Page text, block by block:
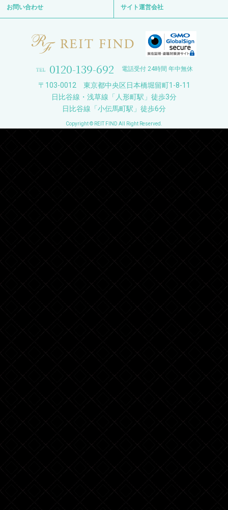
お問い合わせ サイト運営会社
0120-139-692 電話受付 24時間 年中無休
〒103-0012 東京都中央区日本橋堀留町1-8-11
日比谷線・浅草線「人形町駅」徒歩3分
日比谷線「小伝馬町駅」徒歩6分
Copyright © REIT FIND All Right Reserved.